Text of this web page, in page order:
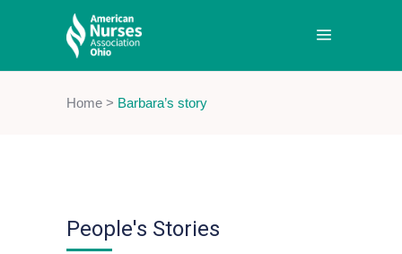
Home > Barbara’s story
People's Stories